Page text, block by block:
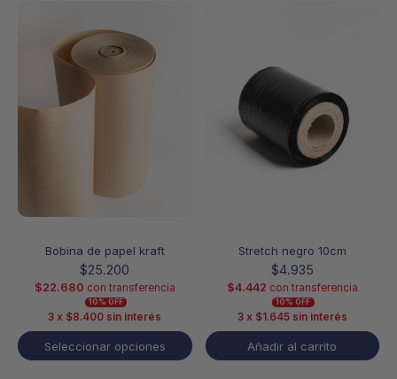
Bobina de papel kraft
$25.200
$22.680 con transferencia
10% OFF
3 x $8.400 sin interés
Seleccionar opciones
múltiples
variantes.
Stretch negro 10cm
$4.935
$4.442 con transferencia
10% OFF
3 x $1.645 sin interés
Añadir al carrito